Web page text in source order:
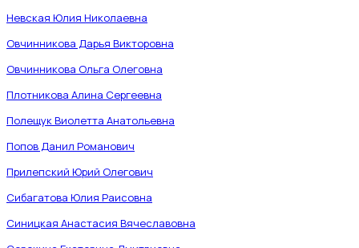
Невская Юлия Николаевна
Овчинникова Дарья Викторовна
Овчинникова Ольга Олеговна
Плотникова Алина Сергеевна
Полещук Виолетта Анатольевна
Попов Данил Романович
Прилепский Юрий Олегович
Сибагатова Юлия Раисовна
Синицкая Анастасия Вячеславовна